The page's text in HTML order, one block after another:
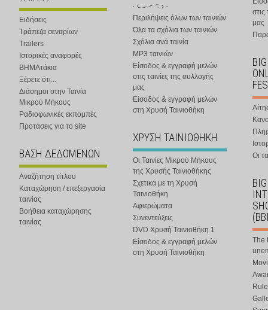
Ειδήσεις
Τράπεζα σεναρίων
Trailers
Ιστορικές αναφορές
ΒΗΜΑτάκια
Ξέρετε ότι...
Διάσημοι στην Ταινία
Μικρού Μήκους
Ραδιοφωνικές εκπομπές
Προτάσεις για το site
ΒΑΣΗ ΔΕΔΟΜΕΝΩΝ
Αναζήτηση τίτλου
Καταχώρηση / επεξεργασία
ταινίας
Βοήθεια καταχώρησης
ταινίας
Περιλήψεις όλων των ταινιών
Όλα τα σχόλια των ταινιών
Σχόλια ανά ταινία
MP3 ταινιών
Είσοδος & εγγραφή μελών
στις ταινίες της συλλογής
μας
Είσοδος & εγγραφή μελών
στη Χρυσή Ταινιοθήκη
ΧΡΥΣΗ ΤΑΙΝΙΟΘΗΚΗ
Οι Ταινίες Μικρού Μήκους
της Χρυσής Ταινιοθήκης
Σχετικά με τη Χρυσή
Ταινιοθήκη
Αφιερώματα
Συνεντεύξεις
DVD Χρυσή Ταινιοθήκη 1
Είσοδος & εγγραφή μελών
στη Χρυσή Ταινιοθήκη
στις
μας
Οι
The